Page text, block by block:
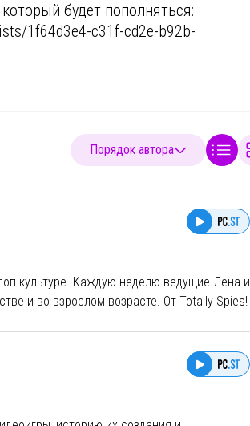
будет пополняться:
1f64d3e4-c31f-cd2e-b92b-
Порядок автора
культуре. Каждую неделю ведущие Лена и
и во взрослом возрасте. От Totally Spies!